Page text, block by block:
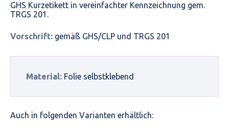
GHS Kurzetikett in vereinfachter Kennzeichnung gem.
TRGS 201.
Vorschrift: gemäß GHS/CLP und TRGS 201
Material: Folie selbstklebend
Auch in folgenden Varianten erhältlich: